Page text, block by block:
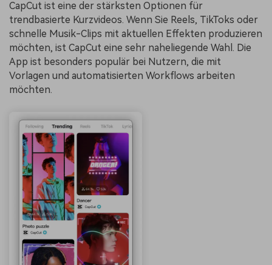
CapCut ist eine der stärksten Optionen für
trendbasierte Kurzvideos. Wenn Sie Reels, TikToks oder
schnelle Musik-Clips mit aktuellen Effekten produzieren
möchten, ist CapCut eine sehr naheliegende Wahl. Die
App ist besonders populär bei Nutzern, die mit
Vorlagen und automatisierten Workflows arbeiten
möchten.